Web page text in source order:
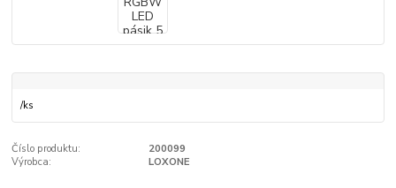
/ks
Číslo produktu:
200099
Výrobca:
LOXONE